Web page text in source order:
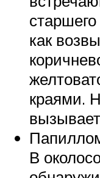
как
краями.
В